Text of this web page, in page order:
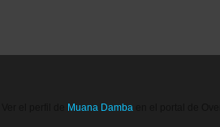
Muana Damba